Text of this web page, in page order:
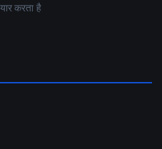
करता है